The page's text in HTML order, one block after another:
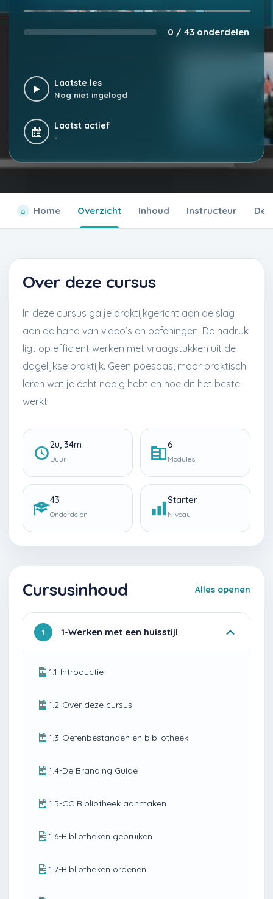
0 / 43 onderdelen
Laatste les
Nog niet ingelogd
Laatst actief
-
Home Overzicht Inhoud Instructeur
Over deze cursus
In deze cursus ga je praktijkgericht aan de slag
aan de hand van video’s en oefeningen. De nadruk
ligt op efficiënt werken met vraagstukken uit de
dagelijkse praktijk. Geen poespas, maar praktisch
leren wat je écht nodig hebt en hoe dit het beste
werkt
2u, 34m
Duur
6
Modules
43
Onderdelen
Starter
Niveau
Cursusinhoud Alles openen
1 1-Werken met een huisstijl
1.1-Introductie
1.2-Over deze cursus
1.3-Oefenbestanden en bibliotheek
1.4-De Branding Guide
1.5-CC Bibliotheek aanmaken
1.6-Bibliotheken gebruiken
1.7-Bibliotheken ordenen